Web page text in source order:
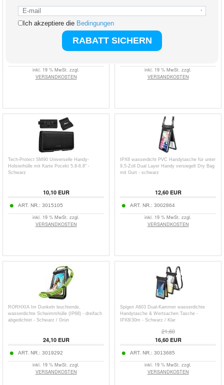
Aufblasbare, schwimmende, wasserdichte
EUR
inkl. 19 % MwSt. zzgl.
VERSANDKOSTEN
Tech-Protect Bildschirm-Poliertuch - 2 Stk. -
7,50
inkl. 19 % MwSt. zzgl.
VERSANDKOSTEN
Tech-Protect SM90 Universelle Handy-
Holsterhülle mit Karte Pocekt 5.8-6.8" -
Schwarz
10,10EUR
ART. NR.: 3015105
inkl. 19 % MwSt. zzgl.
VERSANDKOSTEN
IPX8 wasserdicht PVC Handytasche für unter
9,5-Zoll Dual Layer Handy versiegelt Dry Bag
mit Gurt - schwarz
12,60EUR
ART. NR.: 3002864
inkl. 19 % MwSt. zzgl.
VERSANDKOSTEN
RORHXIA Im Dunkeln leuchtende,
wasserdichte Schwimmhülle (IP68) - dreifach
abgedichtet - Schwarz / Grün
24,10EUR
ART. NR.: 3019292
inkl. 19 % MwSt. zzgl.
VERSANDKOSTEN
Spigen A603 Dual-Kammer wasserdichte
Handytasche & Wertsachen Tasche -
IPX8/30m - Schwarz / Klar
21,60
16,60EUR
ART. NR.: 3013685
inkl. 19 % MwSt. zzgl.
VERSANDKOSTEN